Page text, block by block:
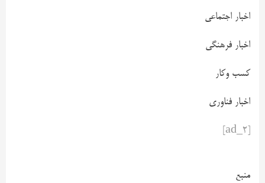
اخبار اجتماعی
اخبار فرهنگی
کسب وکار
اخبار فناوری
منبع